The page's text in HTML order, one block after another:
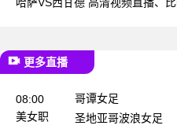
更多直播
08:00
美女职
哥谭女足
圣地亚哥波浪女足